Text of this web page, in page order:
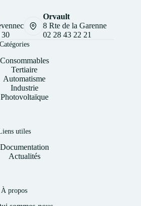
30
Orvault
8 Rte de la Garenne
02 28 43 22 21
Catégories
Consommables
Tertiaire
Automatisme
Industrie
Photovoltaïque
utiles
Documentation
Actualités
À propos